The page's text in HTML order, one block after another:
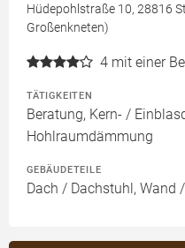
Hüdepohlstraße 10, 28816
Großenkneten)
4 mit einer
TÄTIGKEITEN
Beratung, Kern- /
Hohlraumdämmung
GEBÄUDETEILE
Dach / Dachstuhl, Wand